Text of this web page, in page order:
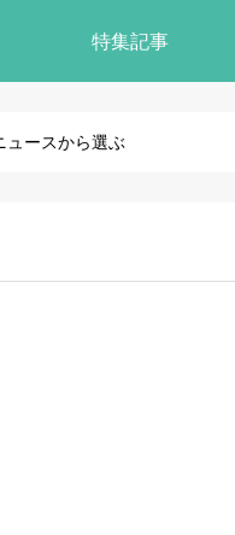
特集記事
ュースから選ぶ